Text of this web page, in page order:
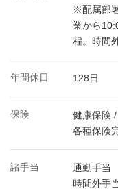
※配属部
業から
程。時間
年間休日 128日
保険
健康保険
各種保険
諸手当
通勤手当
時間外手